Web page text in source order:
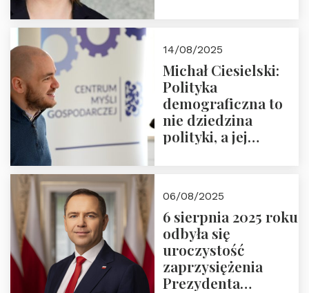
14/08/2025
Michał Ciesielski:
Polityka
demograficzna to
nie dziedzina
polityki, a jej
06/08/2025
6 sierpnia 2025 roku
odbyła się
uroczystość
zaprzysiężenia
Prezydenta